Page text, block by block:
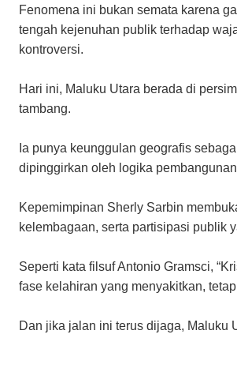
Fenomena ini bukan semata karena
tengah kejenuhan publik terhadap
kontroversi.
Hari ini, Maluku Utara berada di
tambang.
Ia punya keunggulan geografis
dipinggirkan oleh logika
Kepemimpinan Sherly Sarbin
kelembagaan, serta partisipasi publik
Seperti kata filsuf Antonio Gramsci,
fase kelahiran yang menyakitkan,
Dan jika jalan ini terus dijaga, Maluku